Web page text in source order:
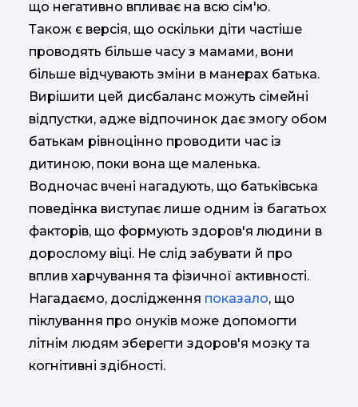
що негативно впливає на всю сім'ю.
Також є версія, що оскільки діти частіше
проводять більше часу з мамами, вони
більше відчувають зміни в манерах батька.
Вирішити цей дисбаланс можуть сімейні
відпустки, адже відпочинок дає змогу обом
батькам рівноцінно проводити час із
дитиною, поки вона ще маленька.
Водночас вчені нагадують, що батьківська
поведінка виступає лише одним із багатьох
факторів, що формують здоров'я людини в
дорослому віці. Не слід забувати й про
вплив харчування та фізичної активності.
Нагадаємо, дослідження показало, що
піклування про онуків може допомогти
літнім людям зберегти здоров'я мозку та
когнітивні здібності.